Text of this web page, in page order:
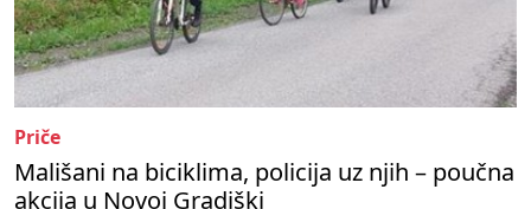
Priče
Mališani na biciklima, policija uz njih – poučna
akcija u Novoj Gradiški